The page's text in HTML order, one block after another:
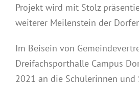
Projekt wird mit Stolz
weiterer Meilenstein der
Im Beisein von
Dreifachsporthalle Campus
2021 an die Schülerinnen und